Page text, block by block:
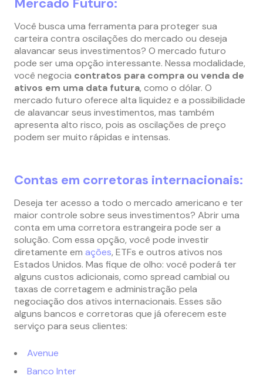
Você busca uma ferramenta para proteger sua
carteira contra oscilações do mercado ou deseja
alavancar seus investimentos? O mercado futuro
pode ser uma opção interessante. Nessa modalidade,
você negocia contratos para compra ou venda de
ativos em uma data futura, como o dólar. O
mercado futuro oferece alta liquidez e a possibilidade
de alavancar seus investimentos, mas também
apresenta alto risco, pois as oscilações de preço
podem ser muito rápidas e intensas.
Contas em corretoras internacionais:
Deseja ter acesso a todo o mercado americano e ter
maior controle sobre seus investimentos? Abrir uma
conta em uma corretora estrangeira pode ser a
solução. Com essa opção, você pode investir
diretamente em ações, ETFs e outros ativos nos
Estados Unidos. Mas fique de olho: você poderá ter
alguns custos adicionais, como spread cambial ou
taxas de corretagem e administração pela
negociação dos ativos internacionais. Esses são
alguns bancos e corretoras que já oferecem este
serviço para seus clientes:
Avenue
Banco Inter